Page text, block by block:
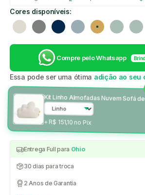
Cores disponíveis:
Linho Cinza Azul marinhoAzul claroMostardaVerde
Compre pelo Whatsapp
Essa pode ser uma ótima adição ao seu
Kit Linho Almofadas Nuvem Sofá
+ R$ 151,10 no Pix
Entrega Full para Ohio
30 dias para troca
2 Anos de Garantia